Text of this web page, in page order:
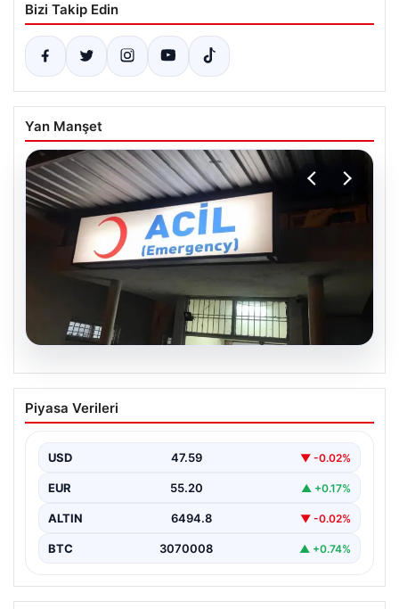
Bizi Takip Edin
Yan Manşet
05.08.2026
Dereye düştü: 3 yaşındaki Eslem,
hayatını kaybetti
Piyasa Verileri
USD 47.59 ▼ -0.02%
EUR 55.20 ▲ +0.17%
ALTIN 6494.8 ▼ -0.02%
BTC 3070008 ▲ +0.74%